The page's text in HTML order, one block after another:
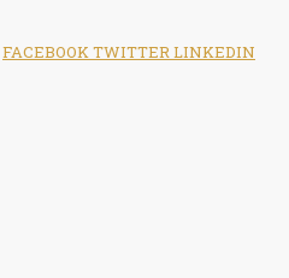
FACEBOOKTWITTERLINKEDIN